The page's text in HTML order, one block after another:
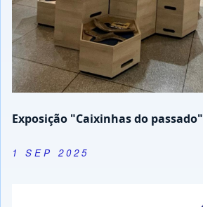
Exposição "Caixinhas do passado"
1 SEP 2025